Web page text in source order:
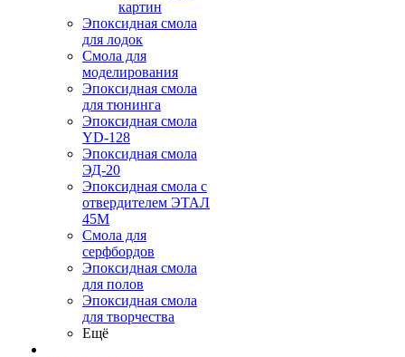
картин
Эпоксидная смола
для лодок
Смола для
моделирования
Эпоксидная смола
для тюнинга
Эпоксидная смола
YD-128
Эпоксидная смола
ЭД-20
Эпоксидная смола с
отвердителем ЭТАЛ
45М
Смола для
серфбордов
Эпоксидная смола
для полов
Эпоксидная смола
для творчества
Ещё